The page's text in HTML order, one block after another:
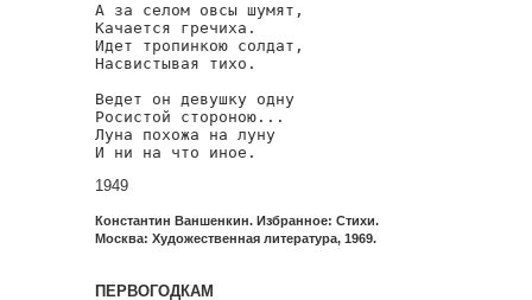
А за селом овсы шумят,
Качается гречиха.
Идет тропинкою солдат,
Насвистывая тихо.
Ведет он девушку одну
Росистой стороною...
Луна похожа на луну
И ни на что иное.
1949
Константин Ваншенкин. Избранное: Стихи.
Москва: Художественная литература, 1969.
ПЕРВОГОДКАМ